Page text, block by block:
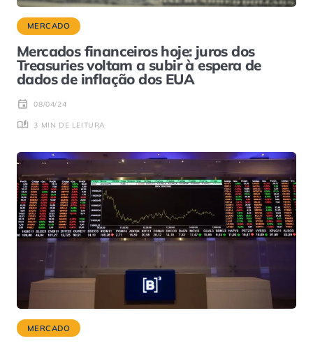
MERCADO
Mercados financeiros hoje: juros dos
Treasuries voltam a subir à espera de
dados de inflação dos EUA
08/04/24
3 MIN DE LEITURA
MERCADO